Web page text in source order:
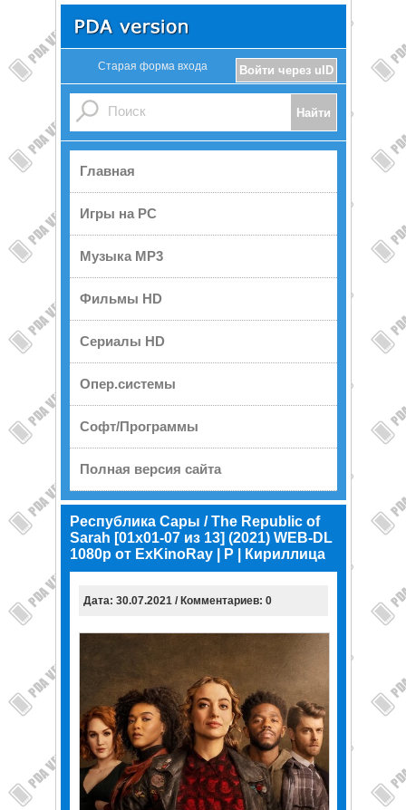
Войти через uID
Старая форма входа
Главная
Игры на PC
Музыка MP3
Фильмы HD
Сериалы HD
Опер.системы
Софт/Программы
Полная версия сайта
Республика Сары / The Republic of
Sarah [01x01-07 из 13] (2021) WEB-DL
1080p от ExKinoRay | P | Кириллица
Дата: 30.07.2021 / Комментариев: 0